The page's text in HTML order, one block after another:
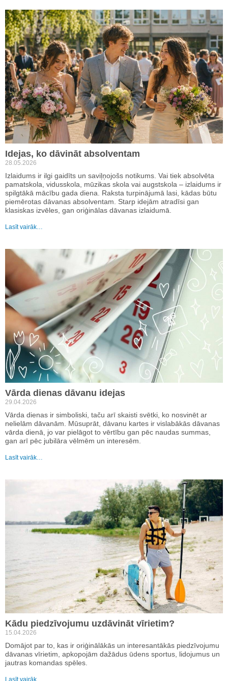
Idejas, ko dāvināt absolventam
28.05.2026
Izlaidums ir ilgi gaidīts un saviļņojošs notikums. Vai tiek absolvēta
pamatskola, vidusskola, mūzikas skola vai augstskola – izlaidums ir
spilgtākā mācību gada diena. Raksta turpinājumā lasi, kādas būtu
piemērotas dāvanas absolventam. Starp idejām atradīsi gan
klasiskas izvēles, gan oriģinālas dāvanas izlaidumā.
Lasīt vairāk…
Vārda dienas dāvanu idejas
29.04.2026
Vārda dienas ir simboliski, taču arī skaisti svētki, ko nosvinēt ar
nelielām dāvanām. Mūsuprāt, dāvanu kartes ir vislabākās dāvanas
vārda dienā, jo var pielāgot to vērtību gan pēc naudas summas,
gan arī pēc jubilāra vēlmēm un interesēm.
Lasīt vairāk…
Kādu piedzīvojumu uzdāvināt vīrietim?
15.04.2026
Domājot par to, kas ir oriģinālākās un interesantākās piedzīvojumu
dāvanas vīrietim, apkopojām dažādus ūdens sportus, lidojumus un
jautras komandas spēles.